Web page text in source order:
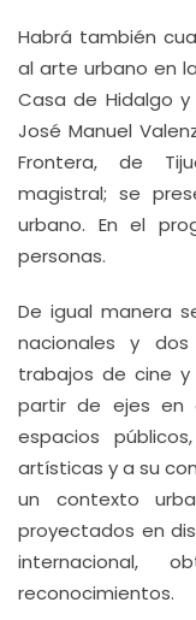
Habrá también
al arte urbano en
Casa de Hidalgo
José Manuel
Frontera, de
magistral; se
urbano. En el
personas.
De igual manera
nacionales y
trabajos de cine
partir de ejes en
espacios
artísticas y a su
un contexto
proyectados en
internacional,
reconocimientos.